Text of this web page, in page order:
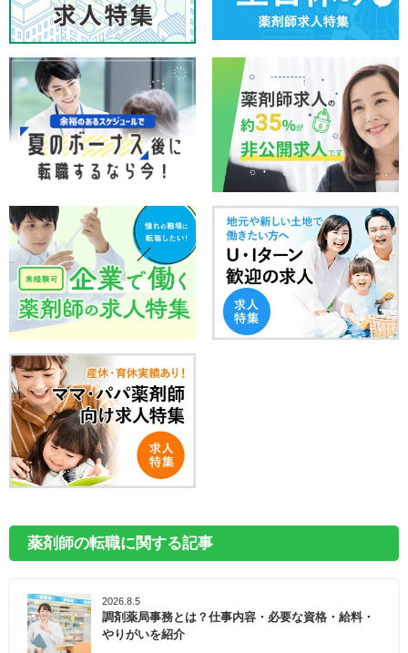
薬剤師の転職に関する記事
2026.8.5
調剤薬局事務とは？仕事内容・必要な資格・給料・
やりがいを紹介